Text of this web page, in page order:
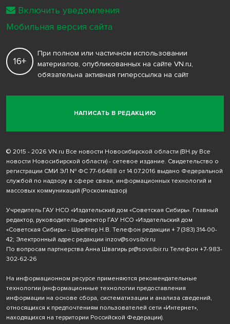
НАПИСАТЬ В РЕДАКЦИЮ
16+
При полном или частичном использовании
материалов, опубликованных на сайте VN.ru,
обязательна активная гиперссылка на сайт
© 2015 - 2026 VN.ru Все новости Новосибирской области (ВН.ру Все
новости Новосибирской области) - сетевое издание. Свидетельство о
регистрации СМИ ЭЛ № ФС 77-66488 от 14.07.2016 выдано Федеральной
службой по надзору в сфере связи, информационных технологий и
массовых коммуникаций (Роскомнадзор)
Учредитель ГАУ НСО «Издательский дом «Советская Сибирь». Главный
редактор, руководитель-директор ГАУ НСО «Издательский дом
«Советская Сибирь» - Шрейтер Н.В. Телефон редакции + 7 (383) 314-00-
42; Электронный адрес редакции inzov@sovsibir.ru
По вопросам партнерства Анна Швагирь pr@sovsibir.ru Телефон +7-983-
302-62-26
На информационном ресурсе применяются рекомендательные
технологии (информационные технологии предоставления
информации на основе сбора, систематизации и анализа сведений,
относящихся к предпочтениям пользователей сети «Интернет»,
находящихся на территории Российской Федерации).
Включить уведомления
Мобильная версия сайта